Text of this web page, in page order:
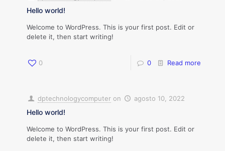
Hello world!
Welcome to WordPress. This is your first post. Edit or
delete it, then start writing!
0 0 Read more
dptechnologycomputer on agosto 10, 2022
Hello world!
Welcome to WordPress. This is your first post. Edit or
delete it, then start writing!